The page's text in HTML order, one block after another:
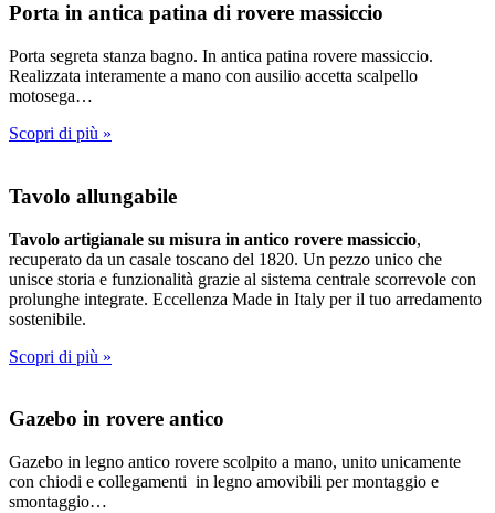
Porta in antica patina di rovere massiccio
Porta segreta stanza bagno. In antica patina rovere massiccio.
Realizzata interamente a mano con ausilio accetta scalpello
motosega…
Scopri di più »
Tavolo allungabile
Tavolo artigianale su misura in antico rovere massiccio,
recuperato da un casale toscano del 1820. Un pezzo unico che
unisce storia e funzionalità grazie al sistema centrale scorrevole con
prolunghe integrate. Eccellenza Made in Italy per il tuo arredamento
sostenibile.
Scopri di più »
Gazebo in rovere antico
Gazebo in legno antico rovere scolpito a mano, unito unicamente
con chiodi e collegamenti in legno amovibili per montaggio e
smontaggio…